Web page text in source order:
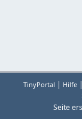
TinyPortal | Hilfe |
Seite